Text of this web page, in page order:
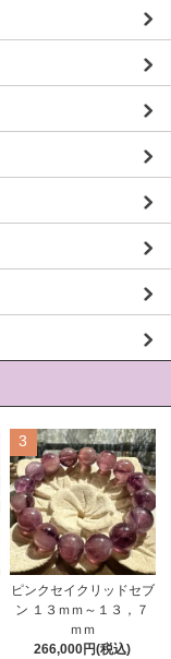
3
ピンクセイクリッドセブ
ン １３ｍｍ～１３，７
ｍｍ
266,000円(税込)